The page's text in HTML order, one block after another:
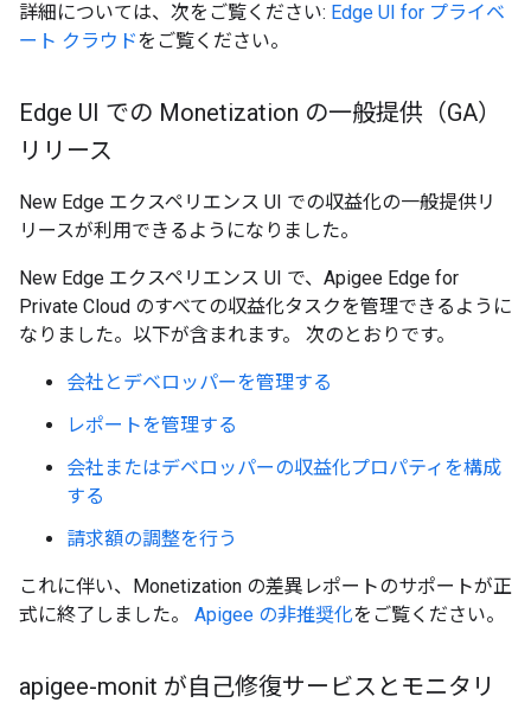
詳細については、次をご覧ください: Edge UI for プライベ
ート クラウドをご覧ください。
Edge UI での Monetization の一般提供（GA）
リリース
New Edge エクスペリエンス UI での収益化の一般提供リ
リースが利用できるようになりました。
New Edge エクスペリエンス UI で、Apigee Edge for
Private Cloud のすべての収益化タスクを管理できるように
なりました。以下が含まれます。 次のとおりです。
会社とデベロッパーを管理する
レポートを管理する
会社またはデベロッパーの収益化プロパティを構成
する
請求額の調整を行う
これに伴い、Monetization の差異レポートのサポートが正
式に終了しました。 Apigee の非推奨化をご覧ください。
apigee-monit が自己修復サービスとモニタリ